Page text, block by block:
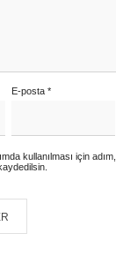
E-posta*
kullanılması için